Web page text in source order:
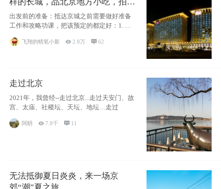
古七星夜景！
出发前的准备：抵达京城之前需要做好准备
工作和攻略功课，把该预定的都定好：1. 酒
飞翔的蜡笔小新 2.8万 62
走过北京
2021年，我曾经--走过北京...走过天安门、故
宫、太庙、社稷坛、天坛、地坛…走过
阿眀 7.8千  11
无法抵御夏日炎炎，来一场京